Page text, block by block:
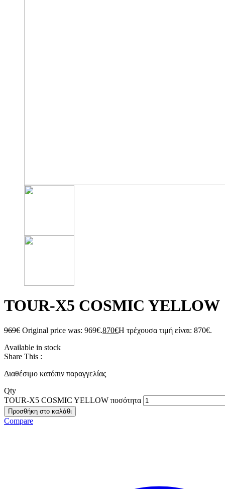
TOUR-X5 COSMIC YELLOW
969€ Original price was: 969€.870€Η τρέχουσα τιμή είναι: 870€.
Available in stock
Share This :
Διαθέσιμο κατόπιν παραγγελίας
Qty
TOUR-X5 COSMIC YELLOW ποσότητα
Προσθήκη στο καλάθι
Compare